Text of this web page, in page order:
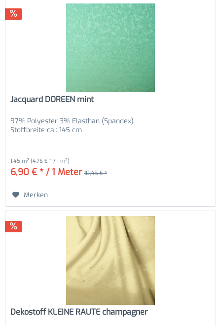
Jacquard DOREEN mint
97% Polyester 3% Elasthan (Spandex)
Stoffbreite ca.: 145 cm
1.45 m² (4,76 € * / 1 m²)
6,90 € * / 1 Meter 10,45 € *
Merken
Dekostoff KLEINE RAUTE champagner